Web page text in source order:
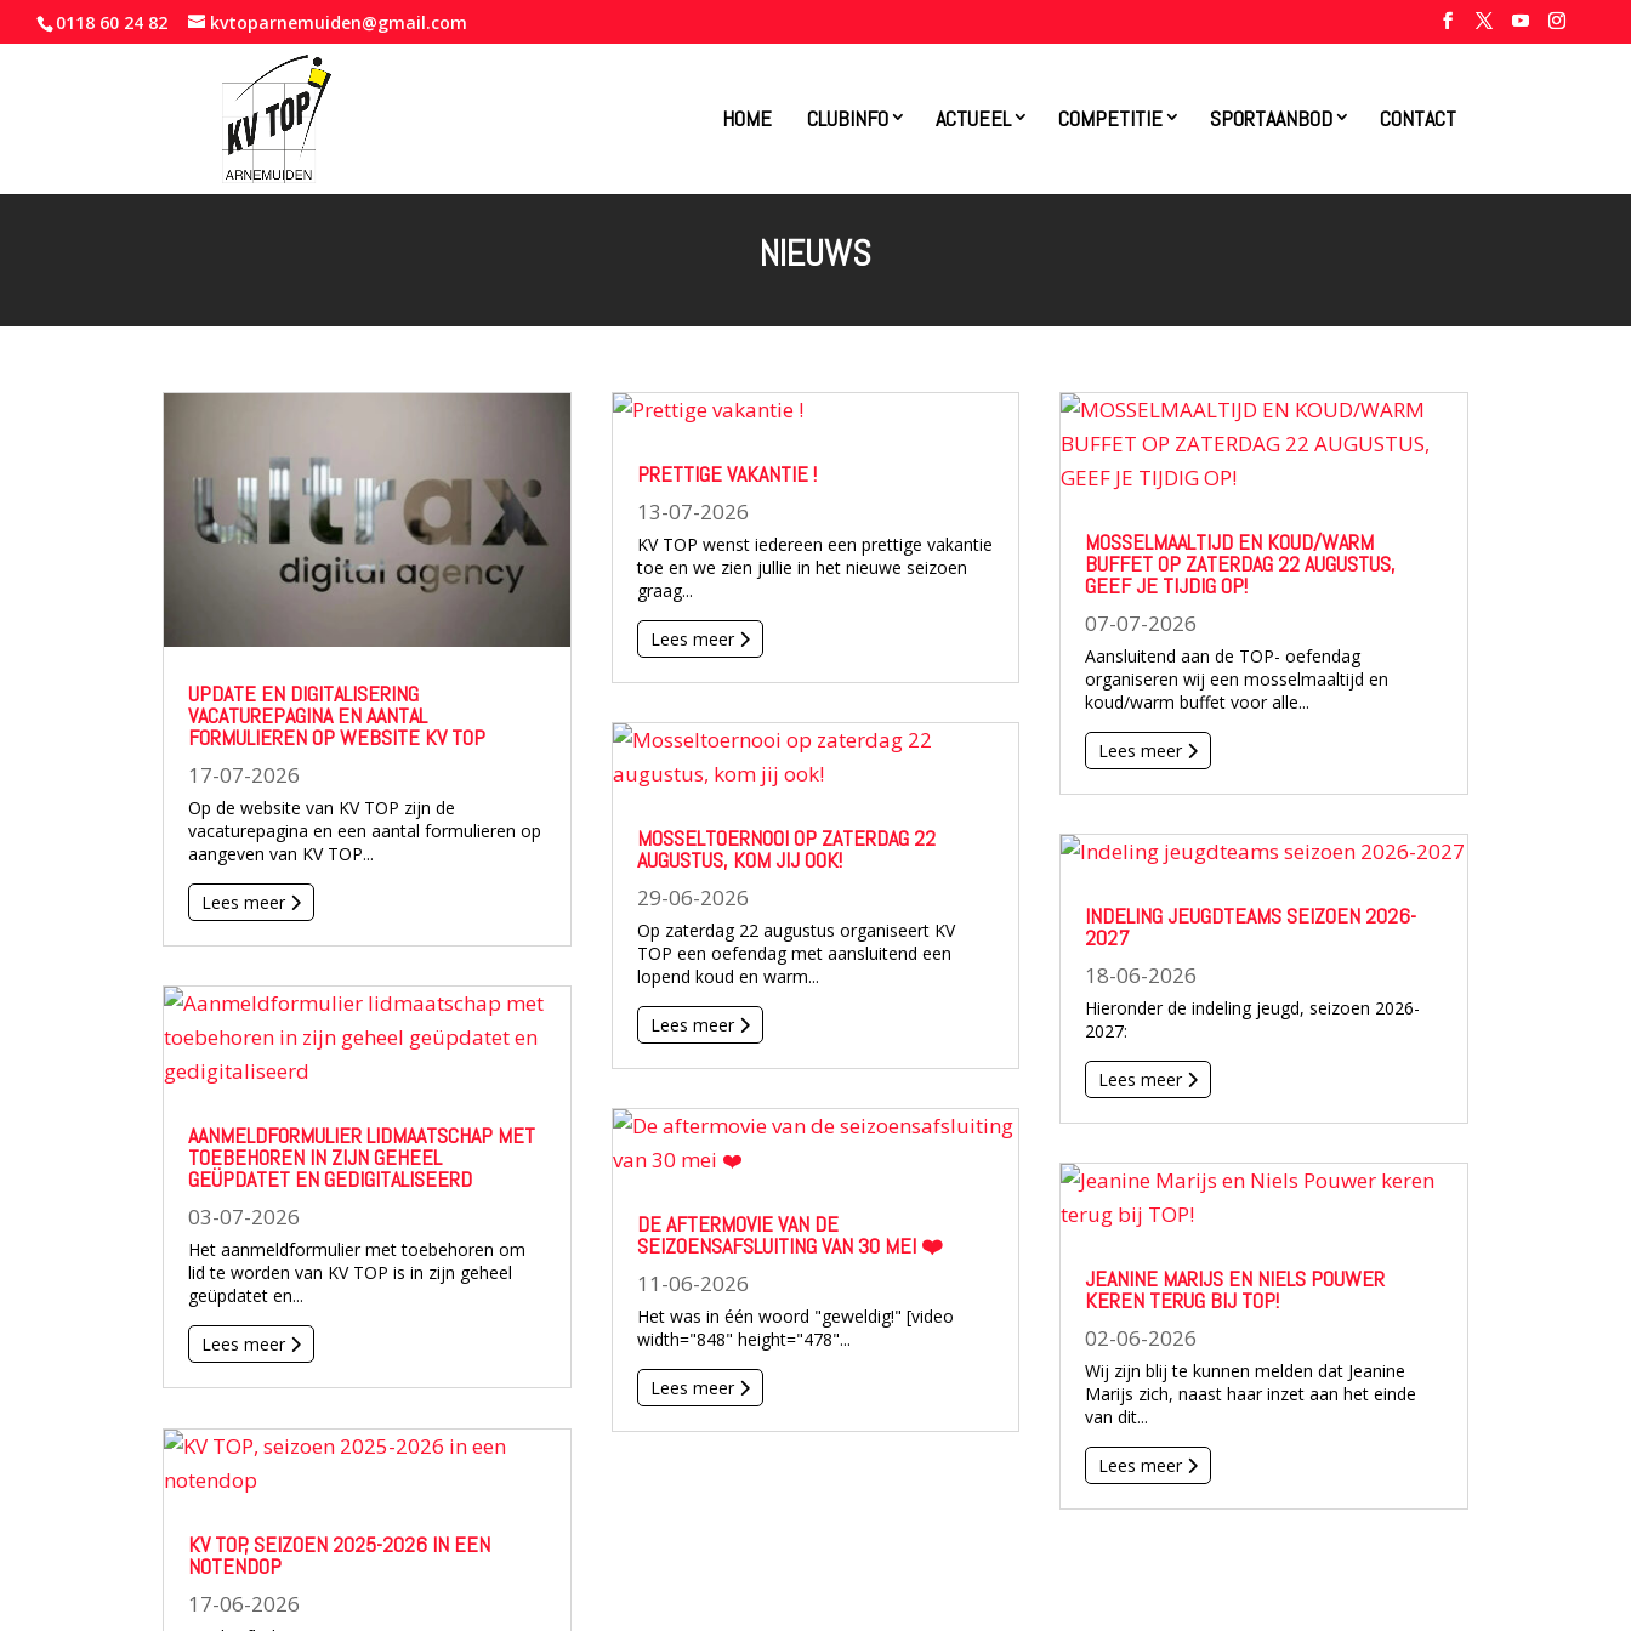
0118 60 24 82 kvtoparnemuiden@gmail.com
HOME CLUBINFO ACTUEEL COMPETITIE SPORTAANBOD CONTACT
NIEUWS
UPDATE EN DIGITALISERING
VACATUREPAGINA EN AANTAL
FORMULIEREN OP WEBSITE KV TOP
17-07-2026
Op de website van KV TOP zijn de
vacaturepagina en een aantal formulieren op
aangeven van KV TOP...
Lees meer
AANMELDFORMULIER LIDMAATSCHAP MET
TOEBEHOREN IN ZIJN GEHEEL
GEÜPDATET EN GEDIGITALISEERD
03-07-2026
Het aanmeldformulier met toebehoren om
lid te worden van KV TOP is in zijn geheel
geüpdatet en...
Lees meer
KV TOP, SEIZOEN 2025-2026 IN EEN
NOTENDOP
17-06-2026
PRETTIGE VAKANTIE !
13-07-2026
KV TOP wenst iedereen een prettige vakantie
toe en we zien jullie in het nieuwe seizoen
graag...
Lees meer
MOSSELTOERNOOI OP ZATERDAG 22
AUGUSTUS, KOM JIJ OOK!
29-06-2026
Op zaterdag 22 augustus organiseert KV
TOP een oefendag met aansluitend een
lopend koud en warm...
Lees meer
DE AFTERMOVIE VAN DE
SEIZOENSAFSLUITING VAN 30 MEI ❤️
11-06-2026
Het was in één woord "geweldig!" [video
width="848" height="478"...
Lees meer
MOSSELMAALTIJD EN KOUD/WARM
BUFFET OP ZATERDAG 22 AUGUSTUS,
GEEF JE TIJDIG OP!
07-07-2026
Aansluitend aan de TOP- oefendag
organiseren wij een mosselmaaltijd en
koud/warm buffet voor alle...
Lees meer
INDELING JEUGDTEAMS SEIZOEN 2026-
2027
18-06-2026
Hieronder de indeling jeugd, seizoen 2026-
2027:
Lees meer
JEANINE MARIJS EN NIELS POUWER
KEREN TERUG BIJ TOP!
02-06-2026
Wij zijn blij te kunnen melden dat Jeanine
Marijs zich, naast haar inzet aan het einde
van dit...
Lees meer